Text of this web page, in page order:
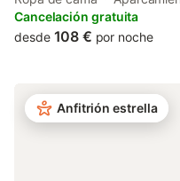
sentidos. Descubre su
siéntete como en casa. Llar
cálida y acogedora. La
una decorada de manera
cocina está totalmente
Cancelación gratuita
desde 108 € por noche
Anfitrión estrella